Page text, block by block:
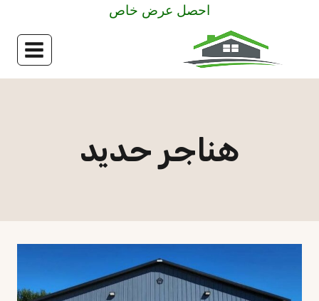
احصل عرض خاص
هناجر حديد